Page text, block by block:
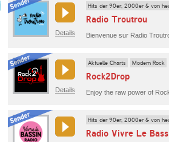
Details
Hits der 90er, 2000er & von
Radio Troutrou
Details
Aktuelle Charts Modern Rock
Rock2Drop
Hits der 90er, 2000er & von
Radio Vivre Le